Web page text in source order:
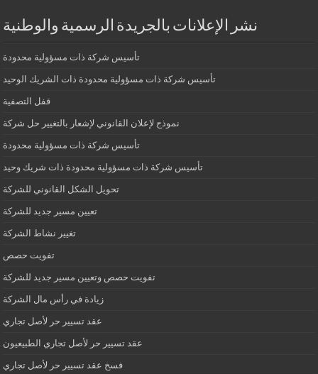
نشر الإعلانات بالجريدة الرسمية والوطنية
تأسيس شركة ذات مسؤولية محدودة
تأسيس شركة ذات مسؤولية محدودة ذات الشريك الوحيد
قفل التصفية
نموذج لإعلان القانوني لإشعار بالتغيير حل شركة
تأسيس شركة ذات مسؤولية محدودة
تأسيس شركة ذات مسؤولية محدودة ذات شريك وحيد
تحويل الشكل القانوني للشركة
تعيين مسير جديد للشركة
تغيير نشاط الشركة
تفويت حصص
تفويت حصص وتعيين مسير جديد للشركة
زيادة في رأس مال الشركة
عقد تسيير حر لأصل تجاري
عقد تسيير حر لأصل تجاري الطبيعيون
فسخ عقد تسيير حر لأصل تجاري